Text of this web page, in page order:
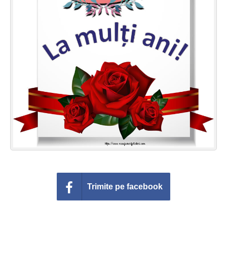
Invitatii personalizate
Conecteaza-te
Trimite pe facebook